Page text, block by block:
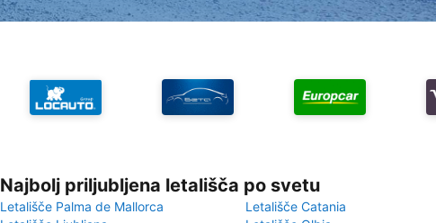
Najbolj priljubljena letališča po svetu
Letališče Palma de Mallorca
Letališče Catania